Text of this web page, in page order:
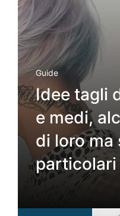
Guide
Idee tagli
e medi,
di loro ma